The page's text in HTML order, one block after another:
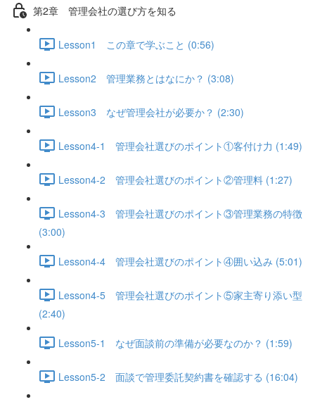
第2章 管理会社の選び方を知る
Lesson1 この章で学ぶこと (0:56)
Lesson2 管理業務とはなにか？ (3:08)
Lesson3 なぜ管理会社が必要か？ (2:30)
Lesson4-1 管理会社選びのポイント①客付け力 (1:49)
Lesson4-2 管理会社選びのポイント②管理料 (1:27)
Lesson4-3 管理会社選びのポイント③管理業務の特徴
(3:00)
Lesson4-4 管理会社選びのポイント④囲い込み (5:01)
Lesson4-5 管理会社選びのポイント⑤家主寄り添い型
(2:40)
Lesson5-1 なぜ面談前の準備が必要なのか？ (1:59)
Lesson5-2 面談で管理委託契約書を確認する (16:04)